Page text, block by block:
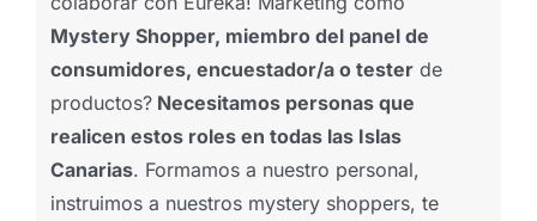
Mystery Shopper, miembro del panel de
consumidores, encuestador/a o tester de
productos? Necesitamos personas que
realicen estos roles en todas las Islas
Canarias. Formamos a nuestro personal,
instruimos a nuestros mystery shoppers, te